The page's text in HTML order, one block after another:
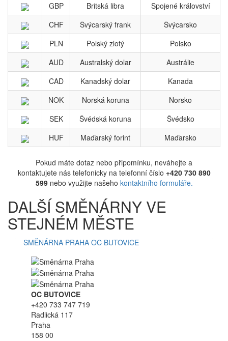
GBP
Britská libra
Spojené království
CHF
Švýcarský frank
Švýcarsko
PLN
Polský zlotý
Polsko
AUD
Australský dolar
Austrálie
CAD
Kanadský dolar
Kanada
NOK
Norská koruna
Norsko
SEK
Švédská koruna
Švédsko
HUF
Maďarský forint Maďarsko
Pokud máte dotaz nebo připomínku, neváhejte a
kontaktujete nás telefonicky na telefonní číslo +420 730 890
599nebo využijte našeho kontaktního formuláře.
DALŠÍ SMĚNÁRNY VE
STEJNÉM MĚSTE
SMĚNÁRNA PRAHA OC BUTOVICE
OC BUTOVICE
+420 733 747 719
Radlická 117
Praha
158 00